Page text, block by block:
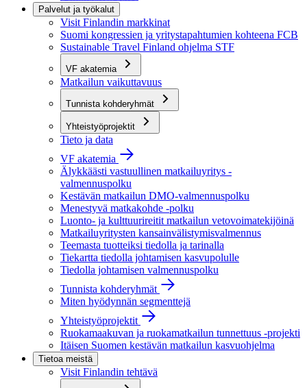
Palvelut ja työkalut
Visit Finlandin markkinat
Suomi kongressien ja yritystapahtumien kohteena FCB
Sustainable Travel Finland ohjelma STF
VF akatemia
Matkailun vaikuttavuus
Tunnista kohderyhmät
Yhteistyöprojektit
Tieto ja data
VF akatemia
Älykkäästi vastuullinen matkailuyritys -
valmennuspolku
Kestävän matkailun DMO-valmennuspolku
Menestyvä matkakohde -polku
Luonto- ja kulttuurireitit matkailun vetovoimatekijöinä
Matkailuyritysten kansainvälistymisvalmennus
Teemasta tuotteiksi tiedolla ja tarinalla
Tiekartta tiedolla johtamisen kasvupolulle
Tiedolla johtamisen valmennuspolku
Tunnista kohderyhmät
Miten hyödynnän segmenttejä
Yhteistyöprojektit
Ruokamaakuvan ja ruokamatkailun tunnettuus -projekti
Itäisen Suomen kestävän matkailun kasvuohjelma
Tietoa meistä
Visit Finlandin tehtävä